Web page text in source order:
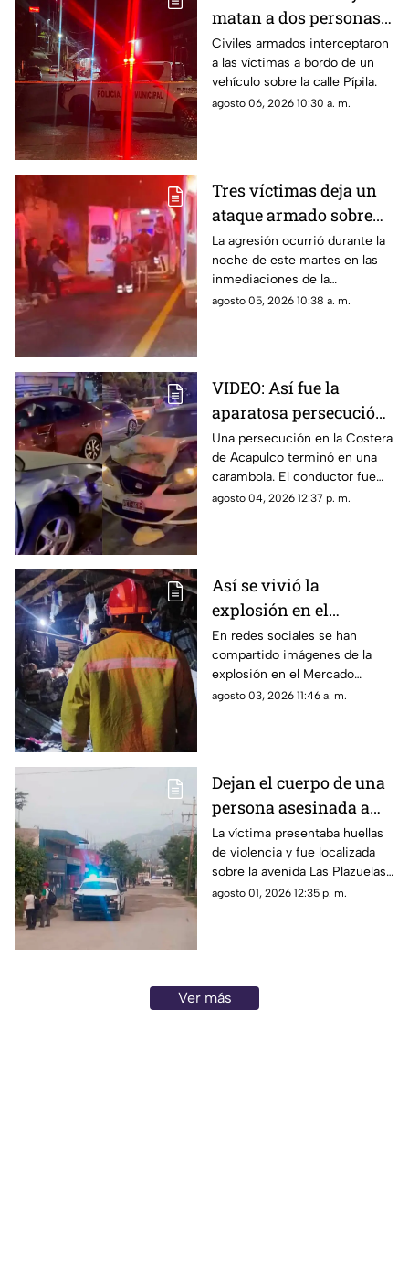
matan a dos personas
adentro de un coche en
Ometepec
Civiles armados interceptaron
a las víctimas a bordo de un
vehículo sobre la calle Pípila.
agosto 06, 2026 10:30 a. m.
Tres víctimas deja un
ataque armado sobre
carretera federal de
Iguala
La agresión ocurrió durante la
noche de este martes en las
inmediaciones de la
comunidad de El Naranjo.
agosto 05, 2026 10:38 a. m.
VIDEO: Así fue la
aparatosa persecución
que terminó en
carambola en la
Costera de Acapulco
Una persecución en la Costera
de Acapulco terminó en una
carambola. El conductor fue
detenido y reportan personas
agosto 04, 2026 12:37 p. m.
Así se vivió la
explosión en el
Mercado Central de
Acapulco que dejó
varios locales
afectados
En redes sociales se han
compartido imágenes de la
explosión en el Mercado
Central de Acapulco que dejó
agosto 03, 2026 11:46 a. m.
Dejan el cuerpo de una
persona asesinada a
balazos en la Sabana
La víctima presentaba huellas
de violencia y fue localizada
sobre la avenida Las Plazuelas
durante la madrugada.
agosto 01, 2026 12:35 p. m.
Ver más